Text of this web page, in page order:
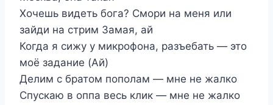
Хочешь видеть бога? Смори на меня или
зайди на стрим Замая, ай
Когда я сижу у микрофона, разъебать — это
моё задание (Ай)
Делим с братом пополам — мне не жалко
Спускаю в оппа весь клик — мне не жалко